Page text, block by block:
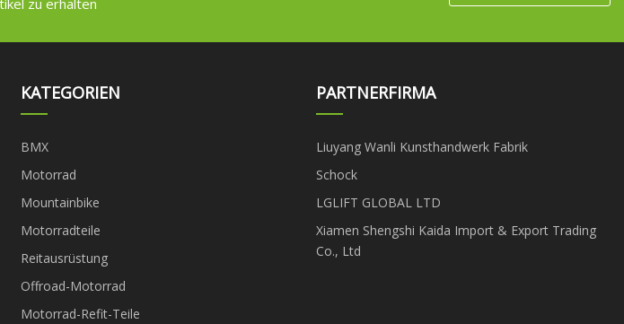
zu erhalten
KATEGORIEN
BMX
Motorrad
Mountainbike
Motorradteile
Reitausrüstung
Offroad-Motorrad
Motorrad-Refit-Teile
PARTNERFIRMA
Liuyang Wanli Kunsthandwerk Fabrik
Schock
LGLIFT GLOBAL LTD
Xiamen Shengshi Kaida Import & Export Trading
Co., Ltd